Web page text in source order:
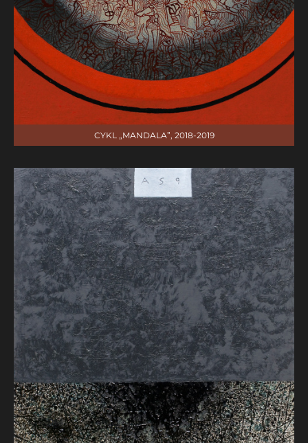
CYKL „MANDALA”, 2018-2019